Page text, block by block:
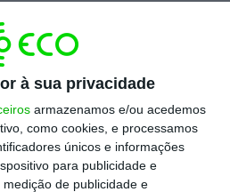
à sua privacidade
armazenamos e/ou acedemos
como cookies, e processamos
únicos e informações
para publicidade e
de publicidade e
à escalada dos
anulada pela subida na